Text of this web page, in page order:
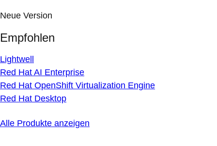
Neue Version
Empfohlen
Lightwell
Red Hat AI Enterprise
Red Hat OpenShift Virtualization Engine
Red Hat Desktop
Alle Produkte anzeigen